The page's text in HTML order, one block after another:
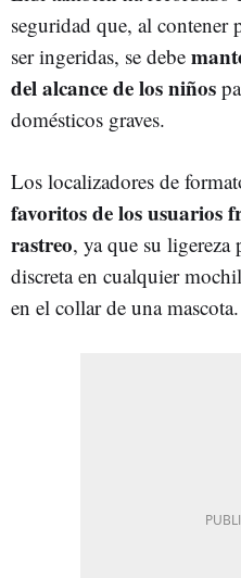
seguridad que, al contener
ser ingeridas, se debe
del alcance de los niños
domésticos graves.
Los localizadores de
favoritos de los usuarios
rastreo, ya que su
discreta en cualquier
en el collar de una mascota.